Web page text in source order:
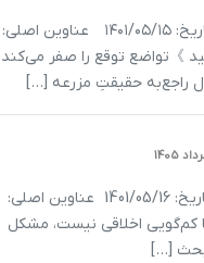
یا حبیب متن سخنرانی سید محمد انجوی‌نژاد موضوع: حقیقت این است – قسمت نهم تاریخ: ۱۴۰۱/۰۵/۱۵ عناوین اصلی:
》تواضع توقع را صفر می‌کند
حقیقتِ مزرعه […]
یا حبیب متن سخنرانی سیدمحمد انجوی‌نژاد موضوع: حقیقت این است _ قسمت دهم تاریخ: 1401/05/16 عناوین اصلی:
کم‌گویی اخلاقی نیست، مشکل
[…]